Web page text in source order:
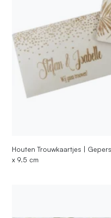
Houten Trouwkaartjes |
x 9.5 cm